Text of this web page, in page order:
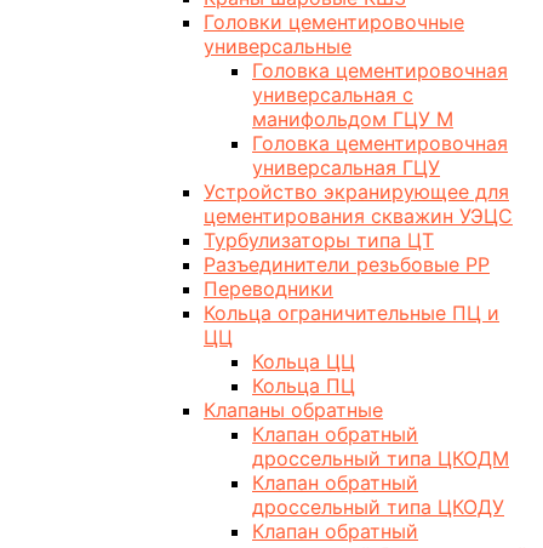
Головки цементировочные
универсальные
Головка цементировочная
универсальная с
манифольдом ГЦУ М
Головка цементировочная
универсальная ГЦУ
Устройство экранирующее для
цементирования скважин УЭЦС
Турбулизаторы типа ЦТ
Разъединители резьбовые РР
Переводники
Кольца ограничительные ПЦ и
ЦЦ
Кольца ЦЦ
Кольца ПЦ
Клапаны обратные
Клапан обратный
дроссельный типа ЦКОДМ
Клапан обратный
дроссельный типа ЦКОДУ
Клапан обратный